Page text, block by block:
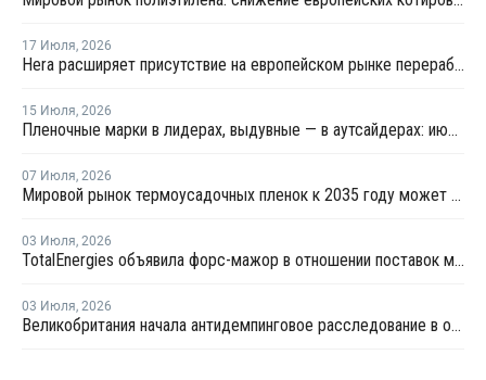
17 Июля, 2026
Hera расширяет присутствие на европейском рынке переработки пластика благодаря приобретению в Польше
15 Июля, 2026
Пленочные марки в лидерах, выдувные — в аутсайдерах: июльские цены на полиэтилен на ключевых рынках Азии
07 Июля, 2026
Мировой рынок термоусадочных пленок к 2035 году может вырасти на 70%
03 Июля, 2026
TotalEnergies объявила форс-мажор в отношении поставок металлоценового ПЭ в Бельгии
03 Июля, 2026
Великобритания начала антидемпинговое расследование в отношении импорта ЛПНП из США